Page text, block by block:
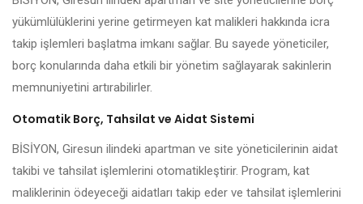
yükümlülüklerini yerine getirmeyen kat malikleri hakkında icra
takip işlemleri başlatma imkanı sağlar. Bu sayede yöneticiler,
borç konularında daha etkili bir yönetim sağlayarak sakinlerin
memnuniyetini artırabilirler.
Otomatik Borç, Tahsilat ve Aidat Sistemi
BİSİYON, Giresun ilindeki apartman ve site yöneticilerinin aidat
takibi ve tahsilat işlemlerini otomatikleştirir. Program, kat
maliklerinin ödeyeceği aidatları takip eder ve tahsilat işlemlerini